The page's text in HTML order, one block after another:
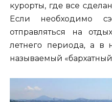
курорты, где все
Если необходимо
отправляться на
летнего периода, а в
называемый «бархатный